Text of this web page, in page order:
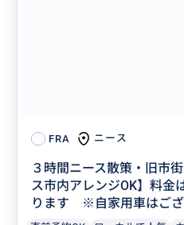
FRA ニース
３時間ニース散策・旧市
ス市内アレンジOK】料金
ります ※自家用車はご